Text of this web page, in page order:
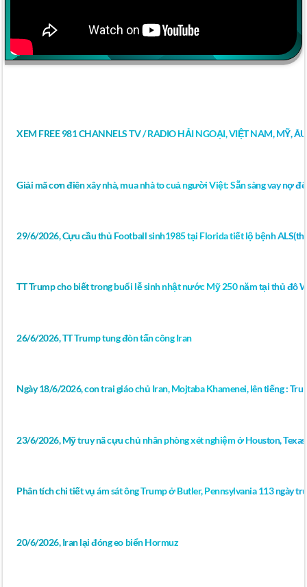
XEM FREE 981 CHANNELS TV / RADIO HẢI NGOẠI, VIỆT NAM, MỸ,
Giải mã cơn điên xây nhà, mua nhà to cuả người Việt: Sẵn sàng vay nợ
29/6/2026, Cựu cầu thủ Football sinh1985 tại Florida tiết lộ bệnh
TT Trump cho biết trong buổi lễ sinh nhật nước Mỹ 250 năm tại thủ đô
26/6/2026, TT Trump tung đòn tấn công Iran
Ngày 18/6/2026, con trai giáo chủ Iran, Mojtaba Khamenei, lên tiếng :
23/6/2026, Mỹ truy nã cựu chủ nhân phòng xét nghiệm ở Houston,
Phân tích chi tiết vụ ám sát ông Trump ở Butler, Pennsylvania 113 ngày
20/6/2026, Iran lại đóng eo biển Hormuz